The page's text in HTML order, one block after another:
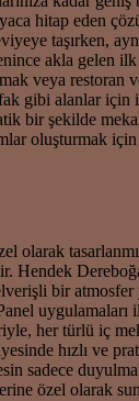
hitap eden
taşırken,
akla
veya
gibi alanlar
şekilde
oluşturmak için
olarak
Hendek
bir atmosfer
her türlü iç
hızlı ve
sadece
özel olarak